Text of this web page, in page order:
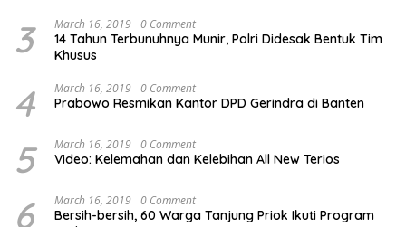
3 March 16, 2019 0 Comment
14 Tahun Terbunuhnya Munir, Polri Didesak Bentuk Tim
Khusus
4 March 16, 2019 0 Comment
Prabowo Resmikan Kantor DPD Gerindra di Banten
5 March 16, 2019 0 Comment
Video: Kelemahan dan Kelebihan All New Terios
6 March 16, 2019 0 Comment
Bersih-bersih, 60 Warga Tanjung Priok Ikuti Program